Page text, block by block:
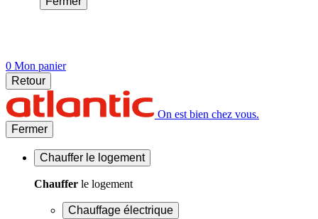
0 Mon panier
Retour
On est bien chez vous.
Fermer
Chauffer le logement
Chauffer le logement
Chauffage électrique